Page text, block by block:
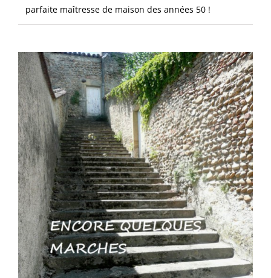
parfaite maîtresse de maison des années 50 !